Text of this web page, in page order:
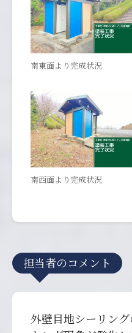
南東面より完成状況
南西面より完成状況
担当者のコメント
外壁目地シーリン